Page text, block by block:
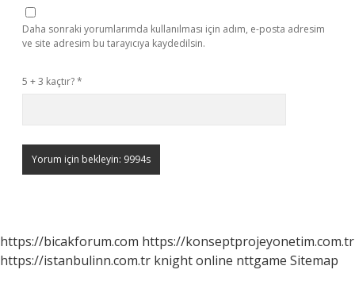
Daha sonraki yorumlarımda kullanılması için adım, e-posta adresim
ve site adresim bu tarayıcıya kaydedilsin.
5 + 3 kaçtır?*
https://bicakforum.com https://konseptprojeyonetim.com.tr
https://istanbulinn.com.tr knight online nttgame Sitemap